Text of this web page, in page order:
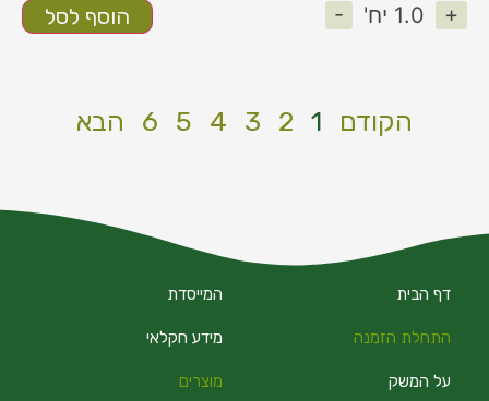
-
1.0 יח' + הוסף לסל
הקודם 1
2
3
4
5
6 הבא
דף הבית
התחלת הזמנה
על המשק
המייסדת
מידע חקלאי
מוצרים